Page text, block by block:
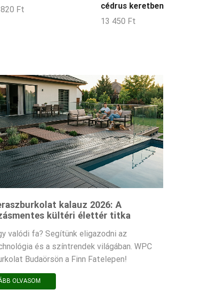
Ft
cédrus keretben
13 450 Ft
kalauz 2026: A
kültéri élettér titka
valódi fa? Segítünk eligazodni az
és a színtrendek világában. WPC
Budaörsön a Finn Fatelepen!
OLVASOM